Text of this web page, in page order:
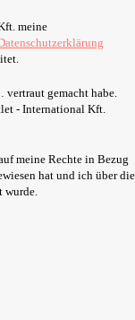
meine
gemacht habe.
- International Kft.
meine Rechte in Bezug
hat und ich über die